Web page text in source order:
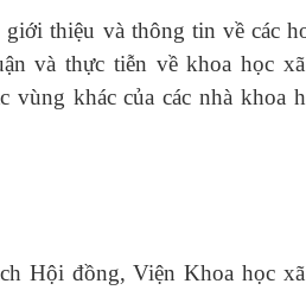
thiệu và thông tin về các
và thực tiễn về khoa học
vùng khác của các nhà khoa
Hội đồng, Viện Khoa học